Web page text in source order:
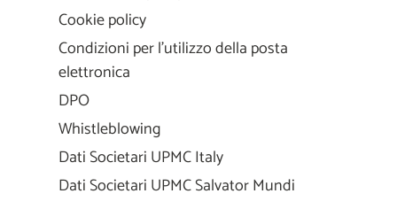
Cookie policy
Condizioni per l'utilizzo della posta
elettronica
DPO
Whistleblowing
Dati Societari UPMC Italy
Dati Societari UPMC Salvator Mundi